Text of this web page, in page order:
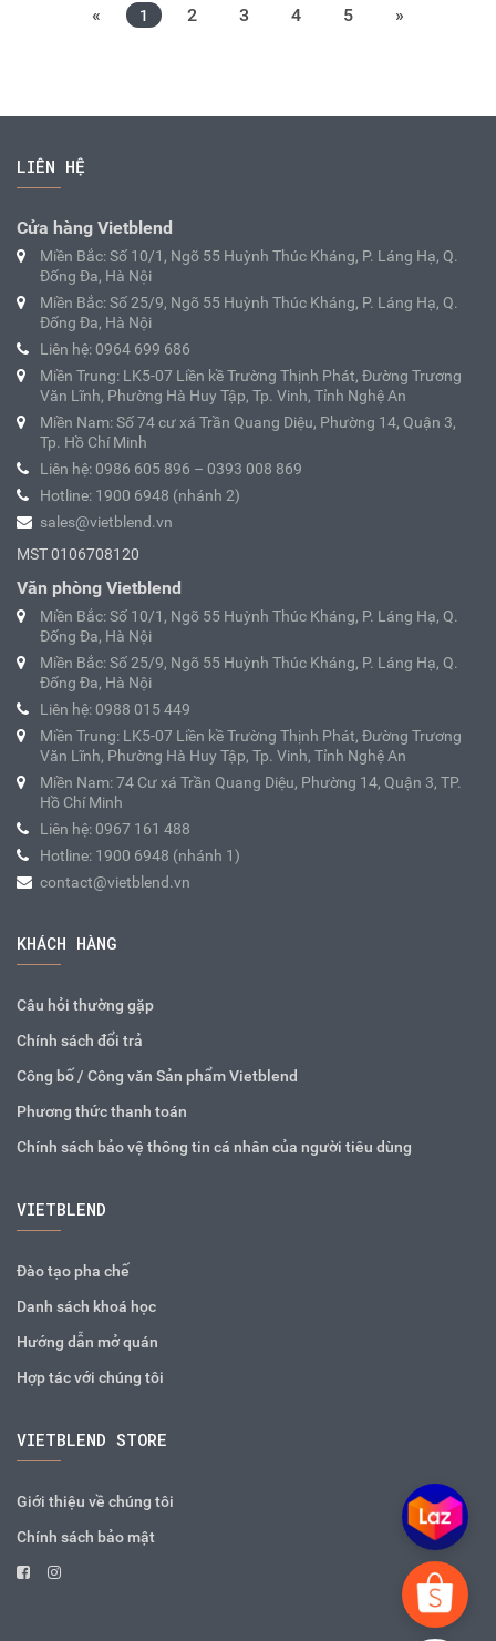
« 1 2 3 4 5 »
LIÊN HỆ
Cửa hàng Vietblend
Miền Bắc: Số 10/1, Ngõ 55 Huỳnh Thúc Kháng, P. Láng Hạ, Q.
Đống Đa, Hà Nội
Miền Bắc: Số 25/9, Ngõ 55 Huỳnh Thúc Kháng, P. Láng Hạ, Q.
Đống Đa, Hà Nội
Liên hệ: 0964 699 686
Miền Trung: LK5-07 Liền kề Trường Thịnh Phát, Đường Trương
Văn Lĩnh, Phường Hà Huy Tập, Tp. Vinh, Tỉnh Nghệ An
Miền Nam: Số 74 cư xá Trần Quang Diệu, Phường 14, Quận 3,
Tp. Hồ Chí Minh
Liên hệ: 0986 605 896 – 0393 008 869
Hotline: 1900 6948 (nhánh 2)
sales@vietblend.vn
MST 0106708120
Văn phòng Vietblend
Miền Bắc: Số 10/1, Ngõ 55 Huỳnh Thúc Kháng, P. Láng Hạ, Q.
Đống Đa, Hà Nội
Miền Bắc: Số 25/9, Ngõ 55 Huỳnh Thúc Kháng, P. Láng Hạ, Q.
Đống Đa, Hà Nội
Liên hệ: 0988 015 449
Miền Trung: LK5-07 Liền kề Trường Thịnh Phát, Đường Trương
Văn Lĩnh, Phường Hà Huy Tập, Tp. Vinh, Tỉnh Nghệ An
Miền Nam: 74 Cư xá Trần Quang Diệu, Phường 14, Quận 3, TP.
Hồ Chí Minh
Liên hệ: 0967 161 488
Hotline: 1900 6948 (nhánh 1)
contact@vietblend.vn
KHÁCH HÀNG
Câu hỏi thường gặp
Chính sách đổi trả
Công bố / Công văn Sản phẩm Vietblend
Phương thức thanh toán
Chính sách bảo vệ thông tin cá nhân của người tiêu dùng
VIETBLEND
Đào tạo pha chế
Danh sách khoá học
Hướng dẫn mở quán
Hợp tác với chúng tôi
VIETBLEND STORE
Giới thiệu về chúng tôi
Chính sách bảo mật